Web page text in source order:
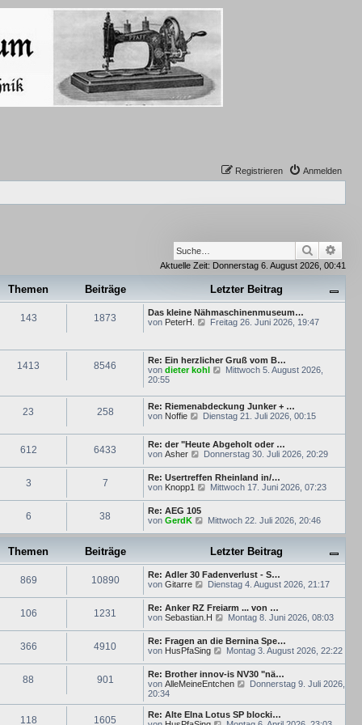
Anmelden
Registrieren
Suche
Aktuelle Zeit: Donnerstag 6. August 2026, 00:41
Themen Beiträge
Letzter Beitrag
143 1873
Das kleine Nähmaschinenmuseum…
von PeterH.
N
e
s
t
B
e
i
r
a
g
Freitag 26. Juni 2026, 19:47
1413 8546
Re: Ein herzlicher Gruß vom B…
von dieter kohl
N
e
s
t
r
B
e
i
t
r
Mittwoch 5. August 2026,
20:55
23 258
Re: Riemenabdeckung Junker + …
von Noffie
N
u
e
e
r
B
e
i
t
r
Dienstag 21. Juli 2026, 00:15
612 6433
Re: der "Heute Abgeholt oder …
von Asher
N
u
e
s
t
e
r
r
a
g
Donnerstag 30. Juli 2026, 20:29
3 7
Re: Usertreffen Rheinland in/…
von Knopp1
N
e
s
t
B
e
r
a
g
Mittwoch 17. Juni 2026, 07:23
6 38
Re: AEG 105
von GerdK
N
t
e
B
e
a
g
Mittwoch 22. Juli 2026, 20:46
Themen Beiträge
Letzter Beitrag
869 10890
Re: Adler 30 Fadenverlust - S…
von Gitarre
N
u
e
s
t
e
r
e
i
t
a
g
Dienstag 4. August 2026, 21:17
106 1231
Re: Anker RZ Freiarm ... von …
von Sebastian.H
N
u
e
s
t
e
r
e
i
Montag 8. Juni 2026, 08:03
366 4910
Re: Fragen an die Bernina Spe…
von HusPfaSing
N
u
e
s
e
r
Montag 3. August 2026, 22:22
88 901
Re: Brother innov-is NV30 "nä…
von AlleMeineEntchen
N
u
e
s
Donnerstag 9. Juli 2026,
20:34
118 1605
Re: Alte Elna Lotus SP blocki…